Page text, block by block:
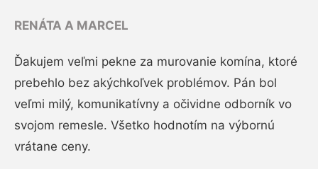
RENÁTA A MARCEL
Ďakujem veľmi pekne za murovanie komína, ktoré
prebehlo bez akýchkoľvek problémov. Pán bol
veľmi milý, komunikatívny a očividne odborník vo
svojom remesle. Všetko hodnotím na výbornú
vrátane ceny.